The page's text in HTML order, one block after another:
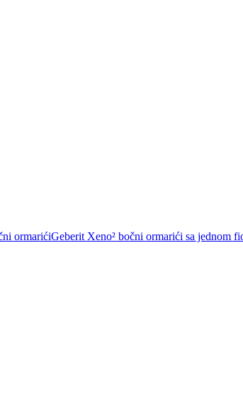
ormarićiGeberit Xeno² bočni ormarići sa jednom